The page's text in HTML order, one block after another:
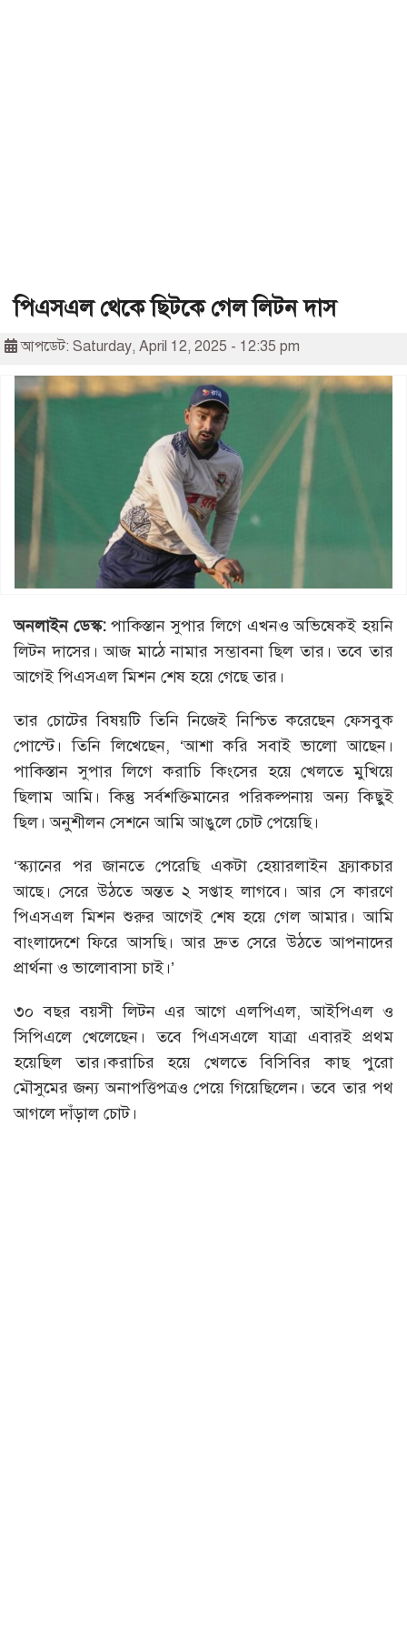
পিএসএল থেকে ছিটকে গেল লিটন দাস
আপডেট: Saturday, April 12, 2025 - 12:35 pm
অনলাইন ডেস্ক:পাকিস্তান সুপার লিগে এখনও অভিষেকই হয়নি
লিটন দাসের। আজ মাঠে নামার সম্ভাবনা ছিল তার। তবে তার
আগেই পিএসএল মিশন শেষ হয়ে গেছে তার।
তার চোটের বিষয়টি তিনি নিজেই নিশ্চিত করেছেন ফেসবুক
পোস্টে। তিনি লিখেছেন, ‘আশা করি সবাই ভালো আছেন।
পাকিস্তান সুপার লিগে করাচি কিংসের হয়ে খেলতে মুখিয়ে
ছিলাম আমি। কিন্তু সর্বশক্তিমানের পরিকল্পনায় অন্য কিছুই
ছিল। অনুশীলন সেশনে আমি আঙুলে চোট পেয়েছি।
‘স্ক্যানের পর জানতে পেরেছি একটা হেয়ারলাইন ফ্র্যাকচার
আছে। সেরে উঠতে অন্তত ২ সপ্তাহ লাগবে। আর সে কারণে
পিএসএল মিশন শুরুর আগেই শেষ হয়ে গেল আমার। আমি
বাংলাদেশে ফিরে আসছি। আর দ্রুত সেরে উঠতে আপনাদের
প্রার্থনা ও ভালোবাসা চাই।’
৩০ বছর বয়সী লিটন এর আগে এলপিএল, আইপিএল ও
সিপিএলে খেলেছেন। তবে পিএসএলে যাত্রা এবারই প্রথম
হয়েছিল তার।করাচির হয়ে খেলতে বিসিবির কাছ পুরো
মৌসুমের জন্য অনাপত্তিপত্রও পেয়ে গিয়েছিলেন। তবে তার পথ
আগলে দাঁড়াল চোট।